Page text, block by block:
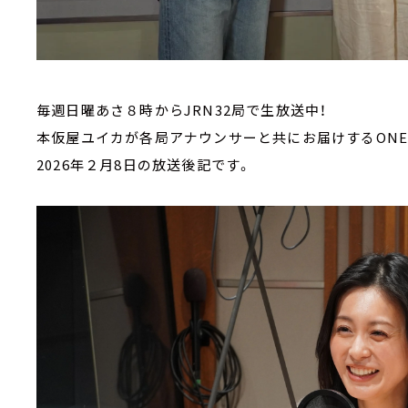
毎週日曜あさ８時からJRN32局で生放送中！
本仮屋ユイカが各局アナウンサーと共にお届けする
2026年２月8日の放送後記です。